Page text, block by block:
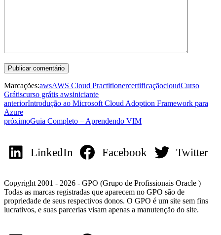
Marcações:awsAWS Cloud PractitionercertificaçãocloudCurso
Grátiscurso grátis awsiniciante
anteriorIntrodução ao Microsoft Cloud Adoption Framework para
Azure
próximoGuia Completo – Aprendendo VIM
LinkedIn Facebook Twitter
Copyright 2001 - 2026 - GPO (Grupo de Profissionais Oracle )
Todas as marcas registradas que aparecem no GPO são de
propriedade de seus respectivos donos. O GPO é um site sem fins
lucrativos, e suas parcerias visam apenas a manutenção do site.